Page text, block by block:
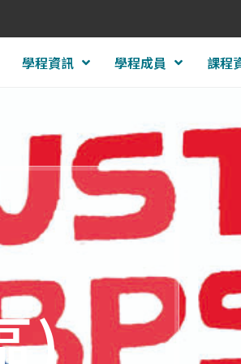
學程資訊 學程成員 課程
)